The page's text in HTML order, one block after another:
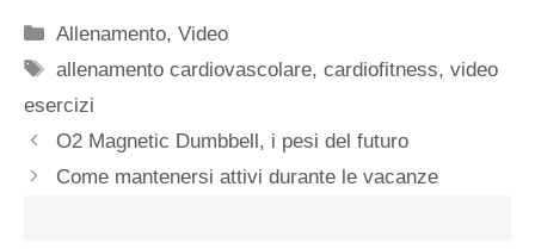
Categorie
Allenamento,Video
Tag
allenamento cardiovascolare,cardiofitness,video
esercizi
O2 Magnetic Dumbbell, i pesi del futuro
Come mantenersi attivi durante le vacanze